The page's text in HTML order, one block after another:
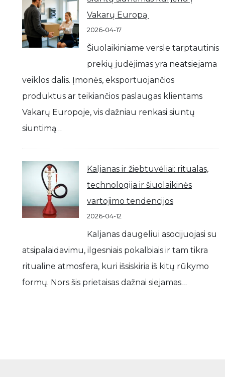
Vakarų Europą
2026-04-17
Šiuolaikiniame versle tarptautinis
prekių judėjimas yra neatsiejama
veiklos dalis. Įmonės, eksportuojančios
produktus ar teikiančios paslaugas klientams
Vakarų Europoje, vis dažniau renkasi siuntų
siuntimą…
Kaljanas ir žiebtuvėliai: ritualas,
technologija ir šiuolaikinės
vartojimo tendencijos
2026-04-12
Kaljanas daugeliui asocijuojasi su
atsipalaidavimu, ilgesniais pokalbiais ir tam tikra
ritualine atmosfera, kuri išsiskiria iš kitų rūkymo
formų. Nors šis prietaisas dažnai siejamas…